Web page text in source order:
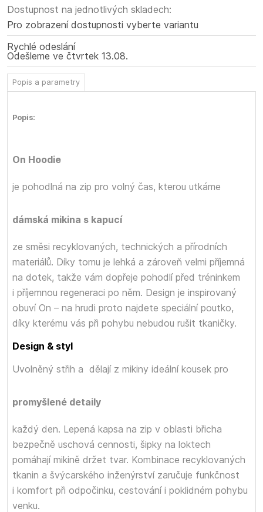
Dostupnost na jednotlivých skladech:
Pro zobrazení dostupnosti vyberte variantu
Rychlé odeslání
Odešleme ve čtvrtek 13.08.
Popis a parametry
Popis:
On Hoodie
je pohodlná
dámská mikina s kapucí
na zip pro volný čas, kterou utkáme
ze směsi recyklovaných, technických a přírodních
materiálů. Díky tomu je lehká a zároveň velmi příjemná
na dotek, takže vám dopřeje pohodlí před tréninkem
i příjemnou regeneraci po něm. Design je inspirovaný
obuví On – na hrudi proto najdete speciální poutko,
díky kterému vás při pohybu nebudou rušit tkaničky.
Design & styl
Uvolněný střih a
promyšlené detaily
dělají z mikiny ideální kousek pro
každý den. Lepená kapsa na zip v oblasti břicha
bezpečně uschová cennosti, šipky na loktech
pomáhají mikině držet tvar. Kombinace recyklovaných
tkanin a švýcarského inženýrství zaručuje funkčnost
i komfort při odpočinku, cestování i poklidném pohybu
venku.